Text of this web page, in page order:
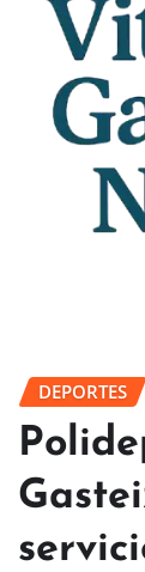
DEPORTES